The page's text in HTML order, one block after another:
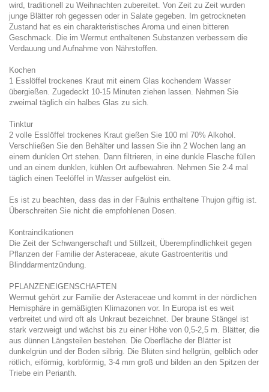
wird, traditionell zu Weihnachten zubereitet. Von Zeit zu Zeit wurden
junge Blätter roh gegessen oder in Salate gegeben. Im getrockneten
Zustand hat es ein charakteristisches Aroma und einen bitteren
Geschmack. Die im Wermut enthaltenen Substanzen verbessern die
Verdauung und Aufnahme von Nährstoffen.
Kochen
1 Esslöffel trockenes Kraut mit einem Glas kochendem Wasser
übergießen. Zugedeckt 10-15 Minuten ziehen lassen. Nehmen Sie
zweimal täglich ein halbes Glas zu sich.
Tinktur
2 volle Esslöffel trockenes Kraut gießen Sie 100 ml 70% Alkohol.
Verschließen Sie den Behälter und lassen Sie ihn 2 Wochen lang an
einem dunklen Ort stehen. Dann filtrieren, in eine dunkle Flasche füllen
und an einem dunklen, kühlen Ort aufbewahren. Nehmen Sie 2-4 mal
täglich einen Teelöffel in Wasser aufgelöst ein.
Es ist zu beachten, dass das in der Fäulnis enthaltene Thujon giftig ist.
Überschreiten Sie nicht die empfohlenen Dosen.
Kontraindikationen
Die Zeit der Schwangerschaft und Stillzeit, Überempfindlichkeit gegen
Pflanzen der Familie der Asteraceae, akute Gastroenteritis und
Blinddarmentzündung.
PFLANZENEIGENSCHAFTEN
Wermut gehört zur Familie der Asteraceae und kommt in der nördlichen
Hemisphäre in gemäßigten Klimazonen vor. In Europa ist es weit
verbreitet und wird oft als Unkraut bezeichnet. Der braune Stängel ist
stark verzweigt und wächst bis zu einer Höhe von 0,5-2,5 m. Blätter, die
aus dünnen Längsteilen bestehen. Die Oberfläche der Blätter ist
dunkelgrün und der Boden silbrig. Die Blüten sind hellgrün, gelblich oder
rötlich, eiförmig, korbförmig, 3-4 mm groß und bilden an den Spitzen der
Triebe ein Perianth.